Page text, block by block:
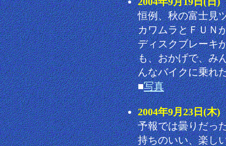
恒例、秋の富士見
カワムラとＦＵＮ
ディスクブレーキ
も、おかげで、み
んなバイクに乗れ
■写真
2004年9月23日(
予報では曇りだっ
持ちのいい、楽し